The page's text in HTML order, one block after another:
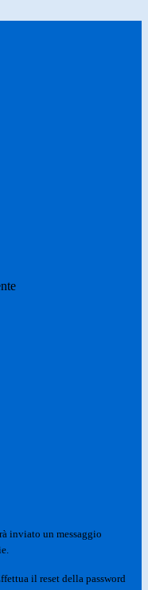
inviato un messaggio
il reset della password